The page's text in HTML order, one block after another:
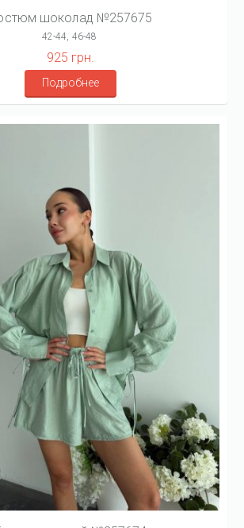
шоколад №257675
42-44, 46-48
925 грн.
Подробнее